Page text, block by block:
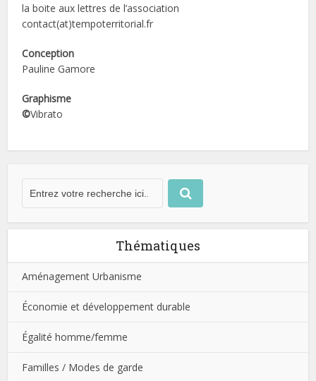
la boite aux lettres de l’association
contact(at)tempoterritorial.fr
Conception
Pauline Gamore
Graphisme
©Vibrato
Thématiques
Aménagement Urbanisme
Économie et développement durable
Égalité homme/femme
Familles / Modes de garde